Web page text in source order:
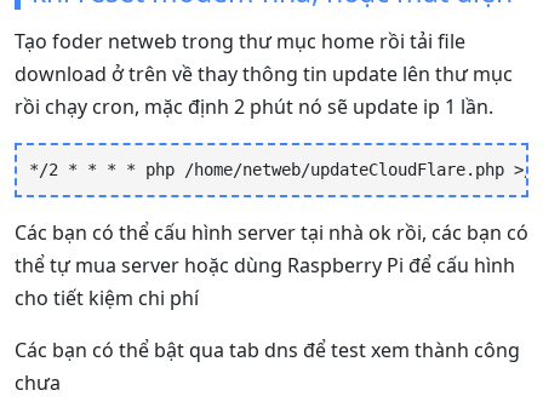
Tạo foder netweb trong thư mục home rồi tải file
download ở trên về thay thông tin update lên thư mục
rồi chạy cron, mặc định 2 phút nó sẽ update ip 1 lần.
*/2 * * * * php /home/netweb/updateCloudFlare.php >/
Các bạn có thể cấu hình server tại nhà ok rồi, các bạn có
thể tự mua server hoặc dùng Raspberry Pi để cấu hình
cho tiết kiệm chi phí
Các bạn có thể bật qua tab dns để test xem thành công
chưa